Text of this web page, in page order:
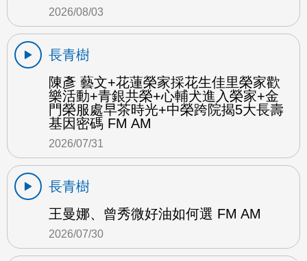
2026/08/03
長青樹
陳彥 藝文+花蓮榮家採花生佳里榮家歡
樂活動+青銀共榮+心輔犬進入榮家+金
門榮服處早茶時光+中榮跨院揭5大長壽
基因密碼 FM AM
2026/07/31
長青樹
王曼娜、曾秀微好油如何選 FM AM
2026/07/30